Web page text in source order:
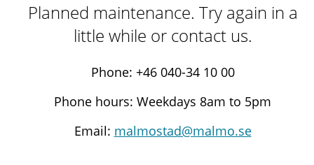
Planned maintenance. Try again in a
little while or contact us.
Phone: +46 040-34 10 00
Phone hours: Weekdays 8am to 5pm
Email: malmostad@malmo.se